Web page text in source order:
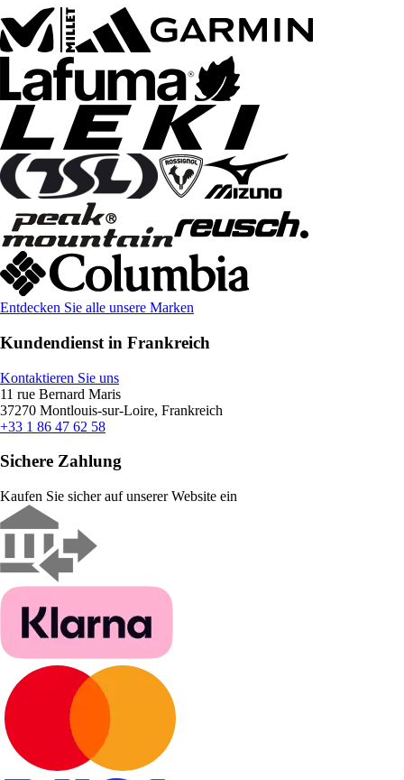
Entdecken Sie alle unsere Marken
Kundendienst in Frankreich
Kontaktieren Sie uns
11 rue Bernard Maris
37270 Montlouis-sur-Loire, Frankreich
+33 1 86 47 62 58
Sichere Zahlung
Kaufen Sie sicher auf unserer Website ein